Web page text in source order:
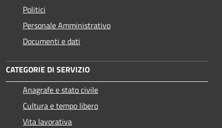
Politici
Personale Amministrativo
Documenti e dati
CATEGORIE DI SERVIZIO
Anagrafe e stato civile
Cultura e tempo libero
Vita lavorativa